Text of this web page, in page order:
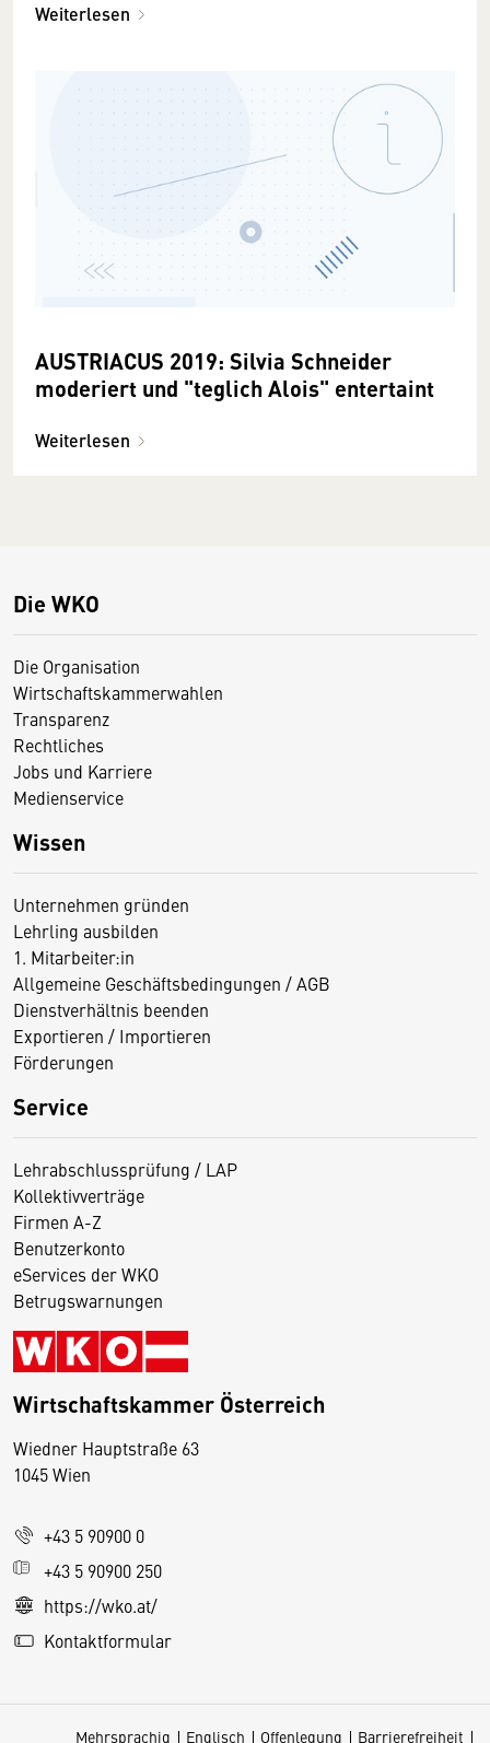
Weiterlesen
AUSTRIACUS 2019: Silvia Schneider
moderiert und "teglich Alois" entertaint
Weiterlesen
Die WKO
Die Organisation
Wirtschaftskammerwahlen
Transparenz
Rechtliches
Jobs und Karriere
Medienservice
Wissen
Unternehmen gründen
Lehrling ausbilden
1. Mitarbeiter:in
Allgemeine Geschäftsbedingungen / AGB
Dienstverhältnis beenden
Exportieren / Importieren
Förderungen
Service
Lehrabschlussprüfung / LAP
Kollektivverträge
Firmen A-Z
Benutzerkonto
eServices der WKO
Betrugswarnungen
Wirtschaftskammer Österreich
Wiedner Hauptstraße 63
1045 Wien
+43 5 90900 0
+43 5 90900 250
https://wko.at/
Kontaktformular
Mehrsprachig Englisch Offenlegung Barrierefreiheit
D
s
e
S
e